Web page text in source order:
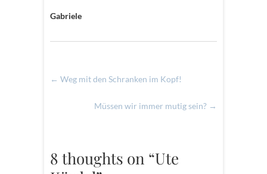
Gabriele
← Weg mit den Schranken im Kopf!
Müssen wir immer mutig sein? →
8 thoughts on “Ute